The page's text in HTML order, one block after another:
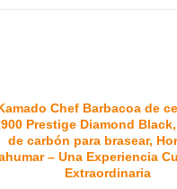
Chef Barbacoa de
Prestige Diamond
de carbón para brasear,
– Una Experiencia
Extraordinaria